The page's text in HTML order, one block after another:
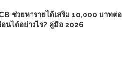
ช่วยหารายได้เสริม 10,000 บาทต่อ
อนได้อย่างไร? คู่มือ 2026